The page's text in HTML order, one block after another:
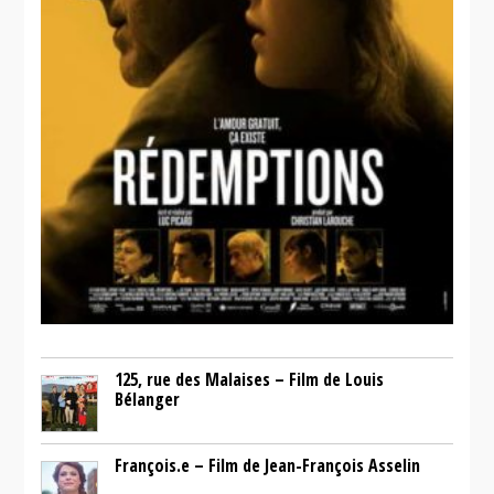
125, rue des Malaises – Film de Louis
Bélanger
François.e – Film de Jean-François Asselin